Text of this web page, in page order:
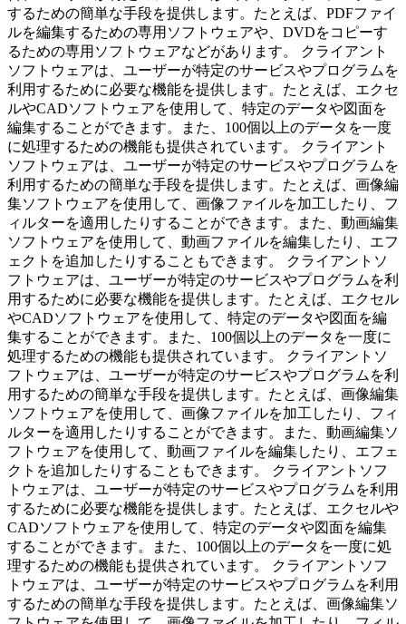
するための簡単な手段を提供します。たとえば、PDFファイ
ルを編集するための専用ソフトウェアや、DVDをコピーす
るための専用ソフトウェアなどがあります。 クライアント
ソフトウェアは、ユーザーが特定のサービスやプログラムを
利用するために必要な機能を提供します。たとえば、エクセ
ルやCADソフトウェアを使用して、特定のデータや図面を
編集することができます。また、100個以上のデータを一度
に処理するための機能も提供されています。 クライアント
ソフトウェアは、ユーザーが特定のサービスやプログラムを
利用するための簡単な手段を提供します。たとえば、画像編
集ソフトウェアを使用して、画像ファイルを加工したり、フ
ィルターを適用したりすることができます。また、動画編集
ソフトウェアを使用して、動画ファイルを編集したり、エフ
ェクトを追加したりすることもできます。 クライアントソ
フトウェアは、ユーザーが特定のサービスやプログラムを利
用するために必要な機能を提供します。たとえば、エクセル
やCADソフトウェアを使用して、特定のデータや図面を編
集することができます。また、100個以上のデータを一度に
処理するための機能も提供されています。 クライアントソ
フトウェアは、ユーザーが特定のサービスやプログラムを利
用するための簡単な手段を提供します。たとえば、画像編集
ソフトウェアを使用して、画像ファイルを加工したり、フィ
ルターを適用したりすることができます。また、動画編集ソ
フトウェアを使用して、動画ファイルを編集したり、エフェ
クトを追加したりすることもできます。 クライアントソフ
トウェアは、ユーザーが特定のサービスやプログラムを利用
するために必要な機能を提供します。たとえば、エクセルや
CADソフトウェアを使用して、特定のデータや図面を編集
することができます。また、100個以上のデータを一度に処
理するための機能も提供されています。 クライアントソフ
トウェアは、ユーザーが特定のサービスやプログラムを利用
するための簡単な手段を提供します。たとえば、画像編集ソ